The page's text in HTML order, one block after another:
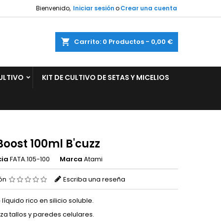
Bienvenido, Iniciar sesiónoCrear una cuenta
Carrito 0 Productos - 0,00 €
KIT DE CULTIVO DE SETAS Y MICELIOS
100ml B'cuzz
FATA.105-100 Marca Atami
Escriba una reseña
líquido rico en silicio soluble.
tallos y paredes celulares.